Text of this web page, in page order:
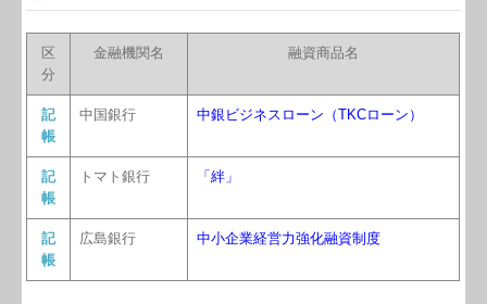
区
分
金融機関名 融資商品名
記
帳
中国銀行 中銀ビジネスローン（TKCローン）
記
帳
トマト銀行 「絆」
記
帳
広島銀行 中小企業経営力強化融資制度